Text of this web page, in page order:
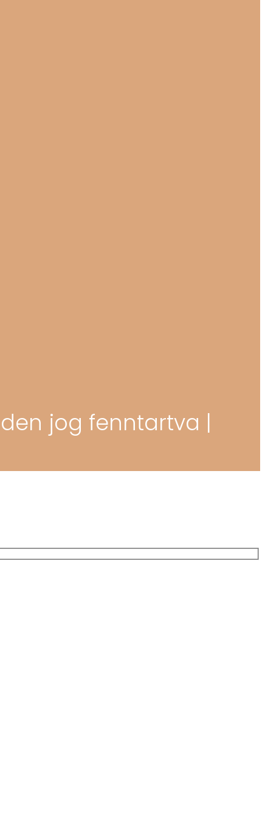
jog fenntartva |